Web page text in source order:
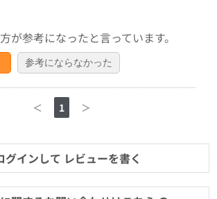
が参考になったと言っています。
参考にならなかった
＜ 1 ＞
グインして レビューを書く